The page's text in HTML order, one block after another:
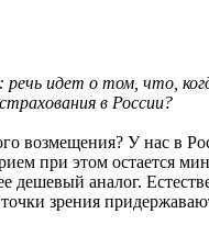
идет о том, что,
в России?
возмещения? У нас в
при этом остается
дешевый аналог.
зрения